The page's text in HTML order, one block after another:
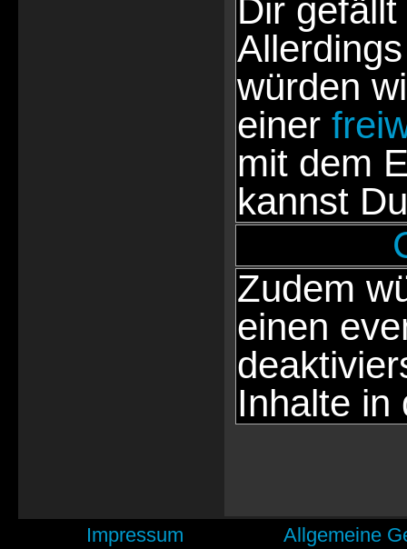
Dir
würden
einer
mit dem
kannst
Zudem
einen
Inhalte in
Impressum
Allgemeine